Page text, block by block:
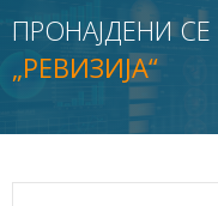
ФИНАНСИИ
БАНКАРСТВО
ЖИВОТ
ПРОНАЈДЕНИ СЕ
„РЕВИЗИЈА“